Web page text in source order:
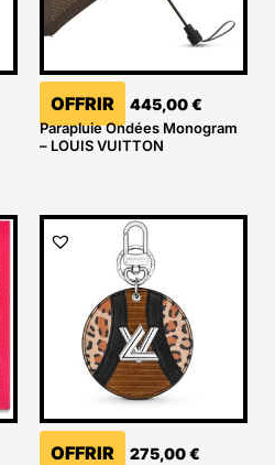
OFFRIR 445,00€
Parapluie Ondées Monogram
– LOUIS VUITTON
OFFRIR 275,00€